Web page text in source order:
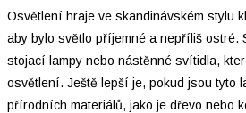
Osvětlení hraje ve skandinávském stylu
aby bylo světlo příjemné a nepříliš ostré.
stojací lampy nebo nástěnné svítidla,
osvětlení. Ještě lepší je, pokud jsou tyto
přírodních materiálů, jako je dřevo nebo